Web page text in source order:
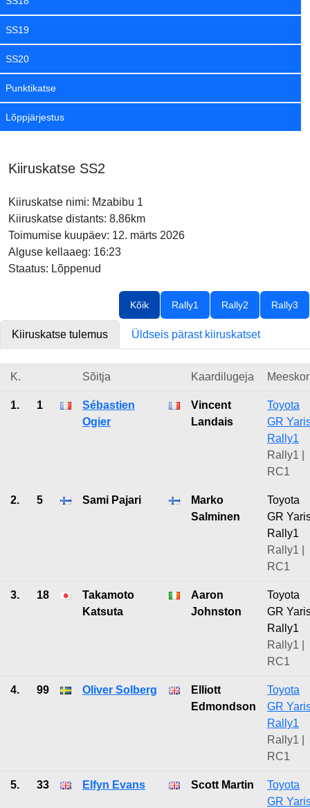
SS19
SS20
Punktikatse
Lõppjärjestus
Kiiruskatse SS2
Kiiruskatse nimi: Mzabibu 1
Kiiruskatse distants: 8.86km
Toimumise kuupäev: 12. märts 2026
Alguse kellaaeg: 16:23
Staatus: Lõppenud
Kõik Rally1 Rally2 Rally3
Kiiruskatse tulemus Üldseis pärast kiiruskatset
K. Sõitja Kaardilugeja
1. 1
Sébastien
Ogier
Vincent
Landais
Toyota
GR
Rally1
Rally1 |
RC1
2. 5 Sami Pajari
Marko
Salminen
Toyota
GR
Rally1
Rally1 |
RC1
3. 18
Takamoto
Katsuta
Aaron
Johnston
Toyota
GR
Rally1
Rally1 |
RC1
4. 99 Oliver Solberg
Elliott
Edmondson
Toyota
GR
Rally1
Rally1 |
RC1
5. 33 Elfyn Evans Scott Martin
Toyota
GR